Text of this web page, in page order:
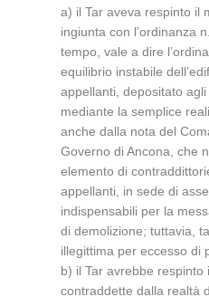
a) il Tar aveva respinto il
ingiunta con l’ordinanza
tempo, vale a dire
equilibrio instabile
appellanti, depositato
mediante la semplice
anche dalla nota del
Governo di Ancona, che
elemento di
appellanti, in sede di
indispensabili per la
di demolizione; tuttavia,
illegittima per eccesso di
b) il Tar avrebbe
contraddette dalla realtà